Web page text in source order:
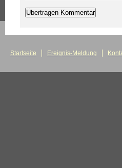
Startseite Ereignis-Meldung